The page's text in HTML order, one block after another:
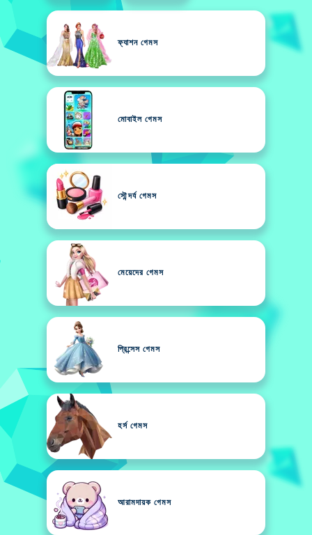
ফ্যাশন গেমস
মোবাইল গেমস
সৌন্দর্য গেমস
মেয়েদের গেমস
প্রিন্সেস গেমস
হর্স গেমস
আরামদায়ক গেমস